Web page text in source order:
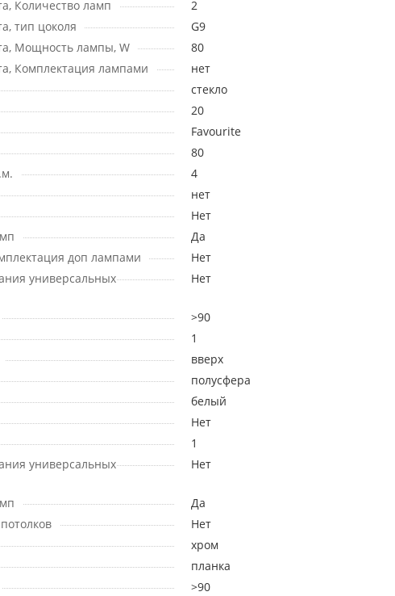
Количество ламп
2
тип цоколя
G9
Мощность лампы, W
80
Комплектация лампами
нет
стекло
20
Favourite
80
4
нет
Нет
Да
доп лампами
Нет
универсальных
Нет
>90
1
вверх
полусфера
белый
Нет
1
универсальных
Нет
Да
Нет
хром
планка
>90